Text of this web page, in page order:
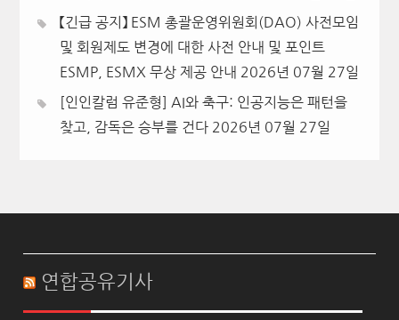
【긴급 공지】 ESM 총괄운영위원회(DAO) 사전모임
및 회원제도 변경에 대한 사전 안내 및 포인트
ESMP, ESMX 무상 제공 안내 2026년 07월 27일
[인인칼럼 유준형] AI와 축구: 인공지능은 패턴을
찾고, 감독은 승부를 건다 2026년 07월 27일
연합공유기사